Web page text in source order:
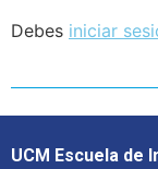
Debes iniciar
UCM Escuela de